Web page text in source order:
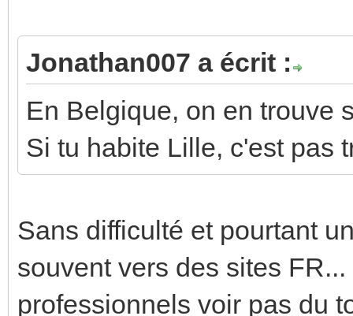
Jonathan007 a écrit :
En Belgique, on en trouve
Si tu habite Lille, c'est pas
Sans difficulté et pourtant
souvent vers des sites
professionnels voir pas du